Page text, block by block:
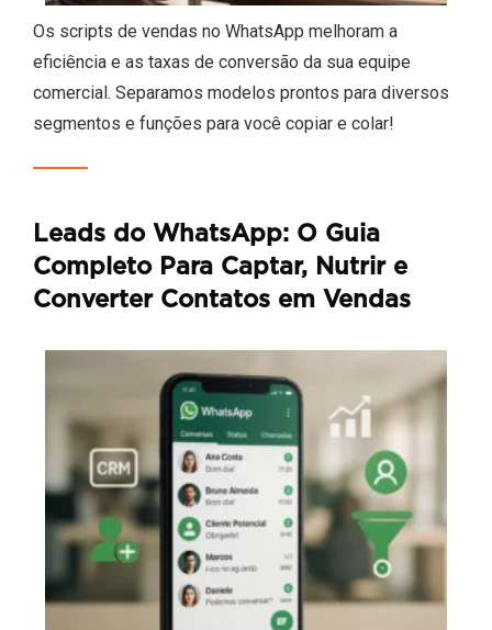
Os scripts de vendas no WhatsApp melhoram a
eficiência e as taxas de conversão da sua equipe
comercial. Separamos modelos prontos para diversos
segmentos e funções para você copiar e colar!
Leads do WhatsApp: O Guia
Completo Para Captar, Nutrir e
Converter Contatos em Vendas